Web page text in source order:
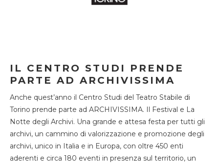
IL CENTRO STUDI PRENDE
PARTE AD ARCHIVISSIMA
Anche quest’anno il Centro Studi del Teatro Stabile di
Torino prende parte ad ARCHIVISSIMA. Il Festival e La
Notte degli Archivi. Una grande e attesa festa per tutti gli
archivi, un cammino di valorizzazione e promozione degli
archivi, unico in Italia e in Europa, con oltre 450 enti
aderenti e circa 180 eventi in presenza sul territorio, un